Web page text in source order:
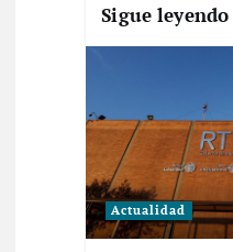
Sigue leyendo
Actualidad